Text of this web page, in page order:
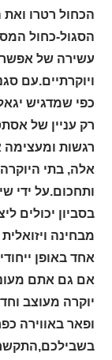
הכחול רטרו ואת
הסגול-כחול
עשירה של
ויוקרתיים.עם
כפי שמדגיש
רק עניין של
רגשות ומעצימה
אלה, בתי
ותחכום.על ידי
בסביון יכולים
מבחינה
אחד באופן
אם גם אתם
יוקרה מעוצב
ופאר באווירה